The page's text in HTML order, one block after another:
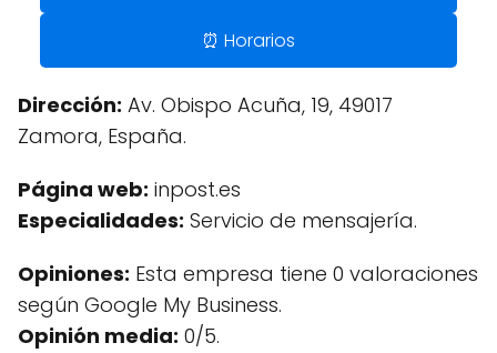
⏰ Horarios
Dirección: Av. Obispo Acuña, 19, 49017
Zamora, España.
Página web: inpost.es
Especialidades: Servicio de mensajería.
Opiniones: Esta empresa tiene 0 valoraciones
según Google My Business.
Opinión media: 0/5.